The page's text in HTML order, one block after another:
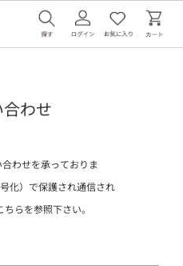
わせ
わせを承っておりま
化）で保護され通信され
ちらを参照下さい。